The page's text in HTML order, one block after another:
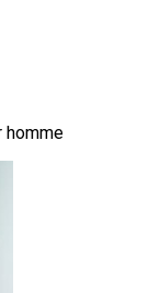
homme